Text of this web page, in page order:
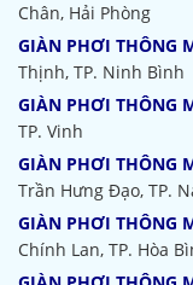
Chân, Hải Phòng
GIÀN PHƠI THÔNG
Thịnh, TP. Ninh Bình
GIÀN PHƠI THÔNG
TP. Vinh
GIÀN PHƠI THÔNG
Trần Hưng Đạo, TP.
GIÀN PHƠI THÔNG
Chính Lan, TP. Hòa